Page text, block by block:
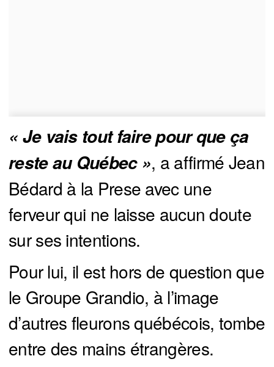
« Je vais tout faire pour que ça
reste au Québec », a affirmé Jean
Bédard à la Prese avec une
ferveur qui ne laisse aucun doute
sur ses intentions.
Pour lui, il est hors de question que
le Groupe Grandio, à l’image
d’autres fleurons québécois, tombe
entre des mains étrangères.